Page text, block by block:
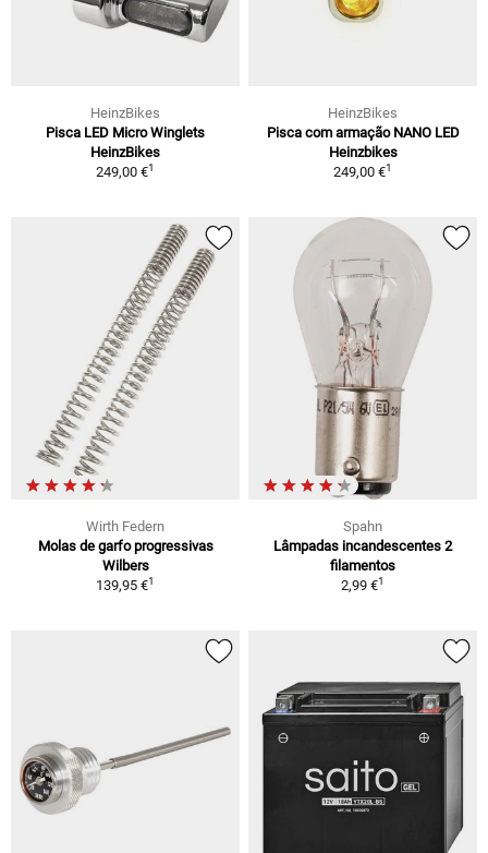
HeinzBikes
Pisca LED Micro Winglets
HeinzBikes
249,00 €1
HeinzBikes
Pisca com armação NANO LED
Heinzbikes
249,00 €1
Wirth Federn
Molas de garfo progressivas
Wilbers
139,95 €1
Spahn
Lâmpadas incandescentes 2
filamentos
2,99 €1